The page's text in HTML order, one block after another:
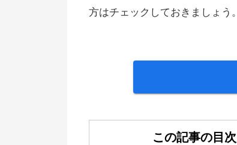
方はチェックしておきましょう。
この記事の目次